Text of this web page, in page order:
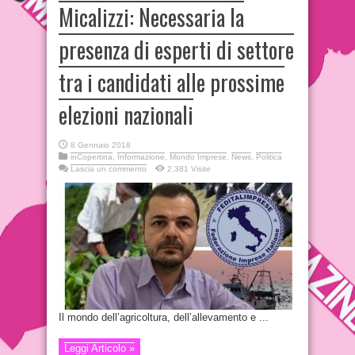
Micalizzi: Necessaria la
presenza di esperti di settore
tra i candidati alle prossime
elezioni nazionali
8 Gennaio 2018
inCopertina
Informazione Mondo Imprese News
Politica
Lascia un commento
2,381 Visite
Il mondo dell’agricoltura, dell’allevamento e ...
Leggi Articolo »